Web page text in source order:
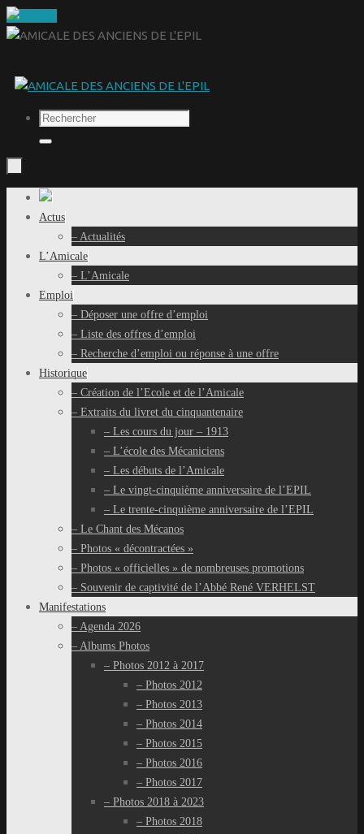
Passer
au
Recherche
pour
Rechercher
Passer
Actus
– Actualités
L’Amicale
– L’Amicale
Emploi
– Déposer une offre d’emploi
– Liste des offres d’emploi
– Recherche d’emploi ou réponse à une offre
Historique
– Création de l’Ecole et de l’Amicale
– Extraits du livret du cinquantenaire
– Les cours du jour – 1913
– L’école des Mécaniciens
– Les débuts de l’Amicale
– Le vingt-cinquième anniversaire de l’EPIL
– Le trente-cinquième anniversaire de l’EPIL
– Le Chant des Mécanos
– Photos « décontractées »
– Photos « officielles » de nombreuses promotions
– Souvenir de captivité de l’Abbé René VERHELST
Manifestations
– Agenda 2026
– Albums Photos
– Photos 2012 à 2017
– Photos 2012
– Photos 2013
– Photos 2014
– Photos 2015
– Photos 2016
– Photos 2017
– Photos 2018 à 2023
– Photos 2018